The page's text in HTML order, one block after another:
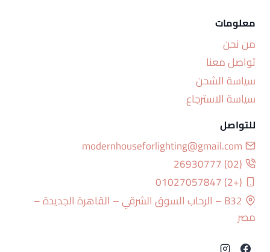
معلومات
من نحن
تواصل معنا
سياسة الشحن
سياسة الاسترجاع
للتواصل
modernhouseforlighting@gmail.com
(02) 26930777
(+2) 01027057847
B32 – الرحاب السوق الشرقي – القاهرة الجديدة –
مصر